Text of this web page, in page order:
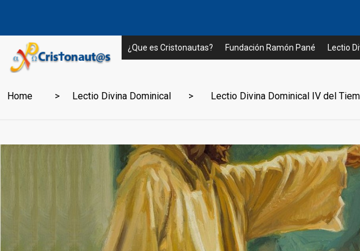
¿Que es Cristonautas? Fundación Ramón Pané Lectio
Home Lectio Divina Dominical Lectio Divina Dominical IV del